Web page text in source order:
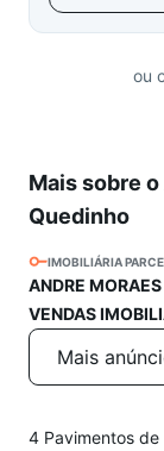
ou
Mais sobre
Quedinho
IMOBILIÁRIA
ANDRE
VENDAS
Mais
4 Pavimentos